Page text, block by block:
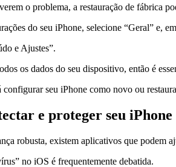
o problema, a restauração de fábrica
do seu iPhone, selecione “Geral” e,
e Ajustes”.
os dados do seu dispositivo, então é
configurar seu iPhone como novo ou
e proteger seu iPhone
robusta, existem aplicativos que podem
no iOS é frequentemente debatida.